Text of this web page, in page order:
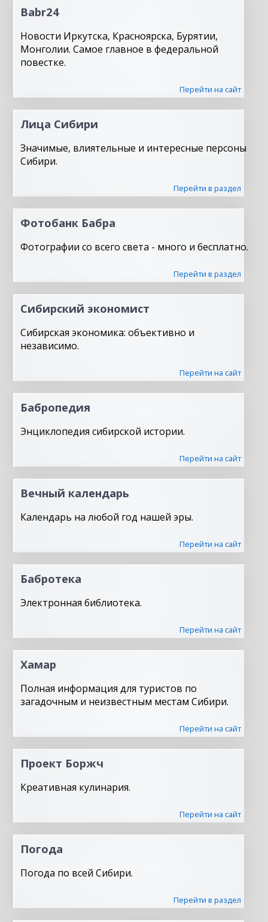
Babr24
Новости Иркутска, Красноярска, Бурятии,
Монголии. Самое главное в федеральной
повестке.
Перейти на сайт
Лица Сибири
Значимые, влиятельные и интересные персоны
Сибири.
Перейти в раздел
Фотобанк Бабра
Фотографии со всего света - много и бесплатно.
Перейти в раздел
Сибирский экономист
Сибирская экономика: объективно и
независимо.
Перейти на сайт
Бабропедия
Энциклопедия сибирской истории.
Перейти на сайт
Вечный календарь
Календарь на любой год нашей эры.
Перейти на сайт
Бабротека
Электронная библиотека.
Перейти на сайт
Хамар
Полная информация для туристов по
загадочным и неизвестным местам Сибири.
Перейти на сайт
Проект Боржч
Креативная кулинария.
Перейти на сайт
Погода
Погода по всей Сибири.
Перейти в раздел